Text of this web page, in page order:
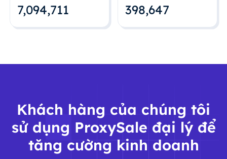
7,094,712 398,648
Khách hàng của chúng tôi
sử dụng ProxySale đại lý để
tăng cường kinh doanh